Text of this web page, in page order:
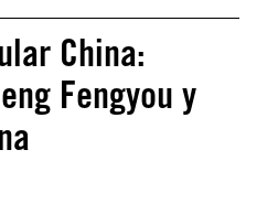
China:
Fengyou y